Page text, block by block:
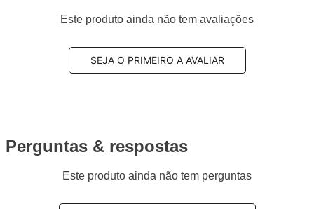
Este produto ainda não tem avaliações
SEJA O PRIMEIRO A AVALIAR
Perguntas & respostas
Este produto ainda não tem perguntas